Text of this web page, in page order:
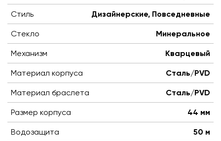
Стиль Дизайнерские, Повседневные
Стекло Минеральное
Механизм Кварцевый
Материал корпуса Сталь/PVD
Материал браслета Сталь/PVD
Размер корпуса 44 мм
Водозащита 50 м